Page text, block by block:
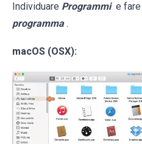
Individuare Programmi e
programma .
macOS (OSX):